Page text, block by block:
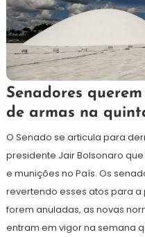
5
de
abril
de
Redação
Senadores
de armas na
O Senado se articula para
presidente Jair Bolsonaro
e munições no País. Os
revertendo esses atos para a
forem anuladas, as novas
entram em vigor na semana